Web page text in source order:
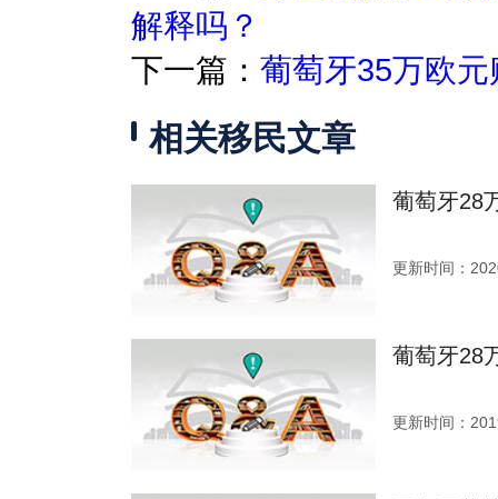
解释吗？
下一篇： 葡萄牙35万欧
相关移民文章
葡萄牙28
更新时间：
葡萄牙28
更新时间：